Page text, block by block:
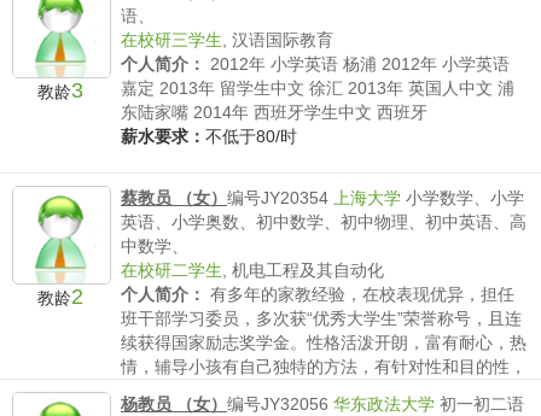
教龄3
语、
在校研三学生 汉语国际教育
个人简介：
2012年 小学英语 杨浦 2012年 小学英语
嘉定 2013年 留学生中文 徐汇 2013年 英国人中文 浦
东陆家嘴 2014年 西班牙学生中文 西班牙
薪水要求： 不低于80/时
教龄2
蔡教员 （女） 编号JY20354 上海大学 小学数学、小学
英语、小学奥数、初中数学、初中物理、初中英语、高
中数学、
在校研二学生 机电工程及其自动化
个人简介： 有多年的家教经验，在校表现优异，担任
班干部学习委员，多次获“优秀大学生”荣誉称号，且连
续获得国家励志奖学金。性格活泼开朗，富有耐心，热
情，辅导小孩有自己独特的方法，有针对性和目的性，
杨教员 （女） 编号JY32056 华东政法大学 初一初二语